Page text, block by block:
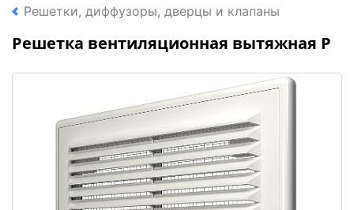
Решетки, диффузоры, дверцы и клапаны
Решетка вентиляционная вытяжная Р